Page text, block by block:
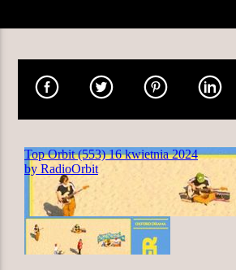
BLOODSTREAM
ED SHEERAN
TERAZ W RAMÓWCE
LIGHT ORBIT WEEKEND
10:00 12:00